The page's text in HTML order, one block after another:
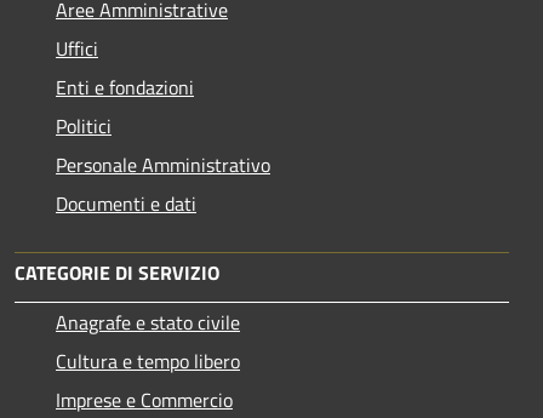
Aree Amministrative
Uffici
Enti e fondazioni
Politici
Personale Amministrativo
Documenti e dati
CATEGORIE DI SERVIZIO
Anagrafe e stato civile
Cultura e tempo libero
Imprese e Commercio